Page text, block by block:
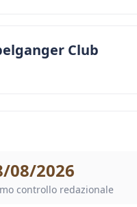
Club
08/2026
controllo redazionale